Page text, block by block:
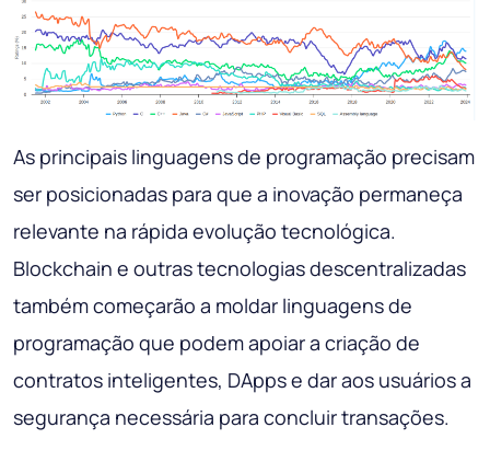
As principais linguagens de programação precisam
ser posicionadas para que a inovação permaneça
relevante na rápida evolução tecnológica.
Blockchain e outras tecnologias descentralizadas
também começarão a moldar linguagens de
programação que podem apoiar a criação de
contratos inteligentes, DApps e dar aos usuários a
segurança necessária para concluir transações.